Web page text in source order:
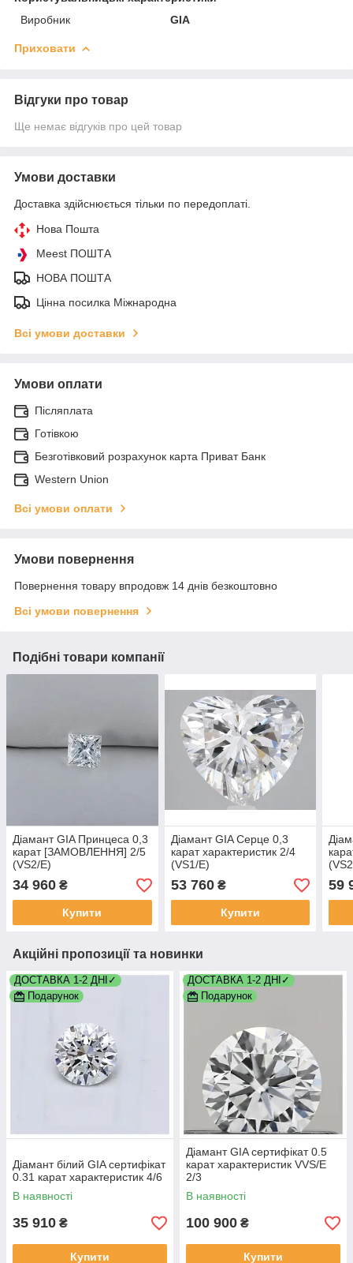
Виробник
GIA
Приховати
Відгуки про товар
Ще немає відгуків про цей товар
Умови доставки
Доставка здійснюється тільки по передоплаті.
Нова Пошта
Meest ПОШТА
НОВА ПОШТА
Цінна посилка Міжнародна
Всі умови доставки
Умови оплати
Післяплата
Готівкою
Безготівковий розрахунок карта Приват Банк
Western Union
Всі умови оплати
Умови повернення
Повернення товару впродовж 14 днів безкоштовно
Всі умови повернення
Подібні товари компанії
Діамант GIA Принцеса 0,3
карат [ЗАМОВЛЕННЯ] 2/5
(VS2/E)
34 960 ₴
Купити
Діамант GIA Серце 0,3
карат характеристик 2/4
(VS1/E)
53 760₴
Купити
59
Акційні пропозиції та новинки
ДОСТАВКА 1-2 ДНІ✓
Подарунок
Діамант білий GIA сертифікат
0.31 карат характеристик 4/6
В наявності
35 910 ₴
Купити
ДОСТАВКА 1-2 ДНІ✓
Подарунок
Діамант GIA сертифікат 0.5
карат характеристик VVS/E
2/3
В наявності
100 900 ₴
Купити